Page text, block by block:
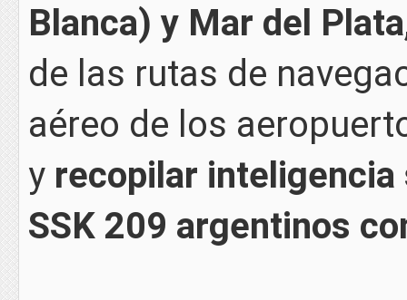
Blanca) y Mar del Plata
de las rutas de
aéreo de los
y recopilar
SSK 209 argentinos